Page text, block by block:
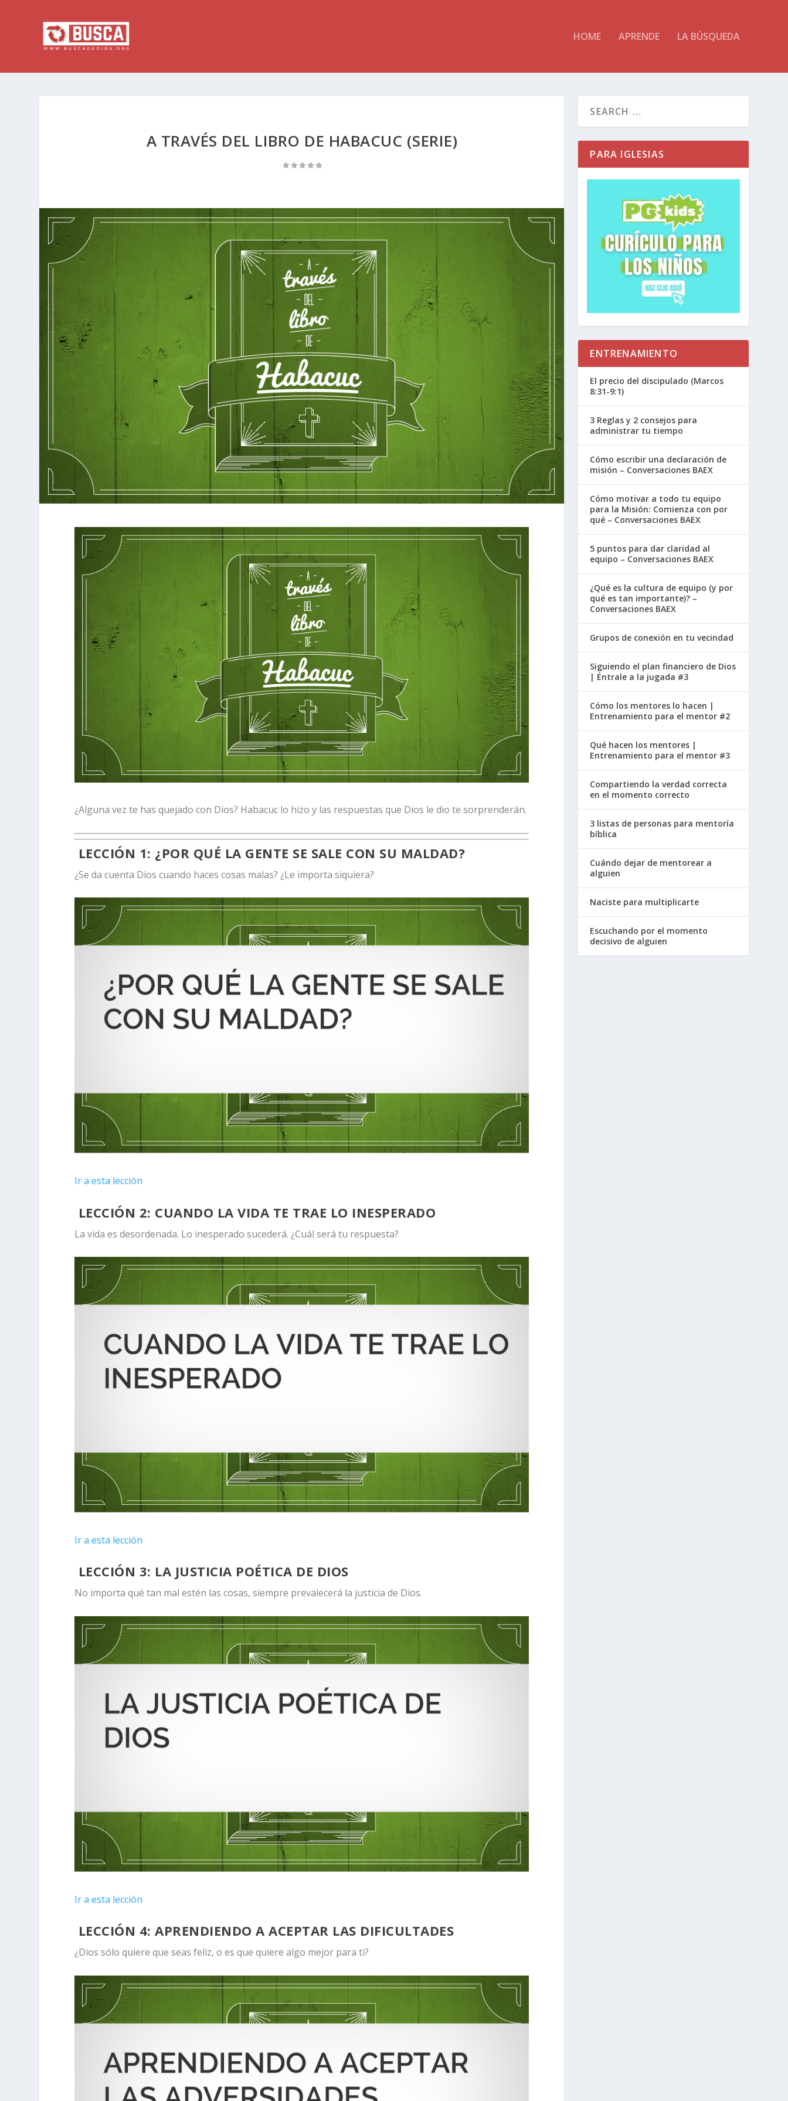
HOME APRENDE LA BÚSQUEDA
A TRAVÉS DEL LIBRO DE HABACUC (SERIE)
¿Alguna vez te has quejado con Dios? Habacuc lo hizo y las respuestas que Dios le dio te sorprenderán.
LECCIÓN 1: ¿POR QUÉ LA GENTE SE SALE CON SU MALDAD?
¿Se da cuenta Dios cuando haces cosas malas? ¿Le importa siquiera?
Ir a esta lección
LECCIÓN 2: CUANDO LA VIDA TE TRAE LO INESPERADO
La vida es desordenada. Lo inesperado sucederá. ¿Cuál será tu respuesta?
Ir a esta lección
LECCIÓN 3: LA JUSTICIA POÉTICA DE DIOS
No importa qué tan mal estén las cosas, siempre prevalecerá la justicia de Dios.
Ir a esta lección
LECCIÓN 4:APRENDIENDO A ACEPTAR LAS DIFICULTADES
¿Dios sólo quiere que seas feliz, o es que quiere algo mejor para ti?
PARA IGLESIAS
ENTRENAMIENTO
El precio del discipulado (Marcos
8:31-9:1)
3 Reglas y 2 consejos para
administrar tu tiempo
Cómo escribir una declaración de
misión – Conversaciones BAEX
Cómo motivar a todo tu equipo
para la Misión: Comienza con por
qué – Conversaciones BAEX
5 puntos para dar claridad al
equipo – Conversaciones BAEX
¿Qué es la cultura de equipo (y por
qué es tan importante)? –
Conversaciones BAEX
Grupos de conexión en tu vecindad
Siguiendo el plan financiero de Dios
| Éntrale a la jugada #3
Cómo los mentores lo hacen |
Entrenamiento para el mentor #2
Qué hacen los mentores |
Entrenamiento para el mentor #3
Compartiendo la verdad correcta
en el momento correcto
3 listas de personas para mentoría
bíblica
Cuándo dejar de mentorear a
alguien
Naciste para multiplicarte
Escuchando por el momento
decisivo de alguien